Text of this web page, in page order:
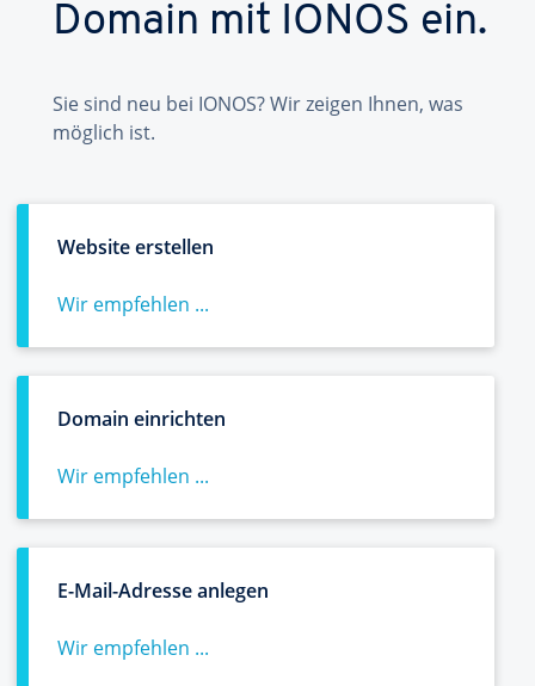
Domain mit IONOS ein.
Sie sind neu bei IONOS? Wir zeigen Ihnen, was
möglich ist.
Website erstellen
Wir empfehlen ...
Domain einrichten
Wir empfehlen ...
E-Mail-Adresse anlegen
Wir empfehlen ...